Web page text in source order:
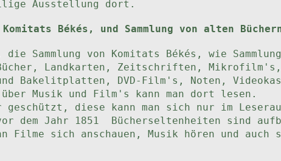
Ausstellung dort.
Békés, und Sammlung von alten
Sammlung von Komitats Békés, wie
Landkarten, Zeitschriften, Mikrofilm's,
Bakelitplatten, DVD-Film's, Noten,
Musik und Film's kann man dort lesen.
geschützt, diese kann man sich nur im
dem Jahr 1851 Bücherseltenheiten sind
Filme sich anschauen, Musik hören und auch